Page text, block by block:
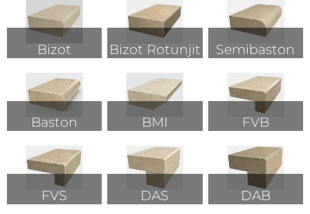
Bizot Bizot Rotunjit Semibaston
Baston BMI FVB
FVS DAS DAB